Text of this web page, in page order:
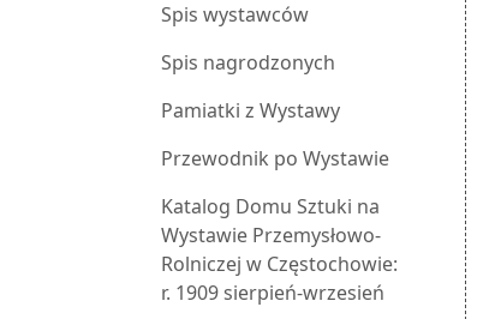
Spis wystawców
Spis nagrodzonych
Pamiatki z Wystawy
Przewodnik po Wystawie
Katalog Domu Sztuki na
Wystawie Przemysłowo-
Rolniczej w Częstochowie:
r. 1909 sierpień-wrzesień